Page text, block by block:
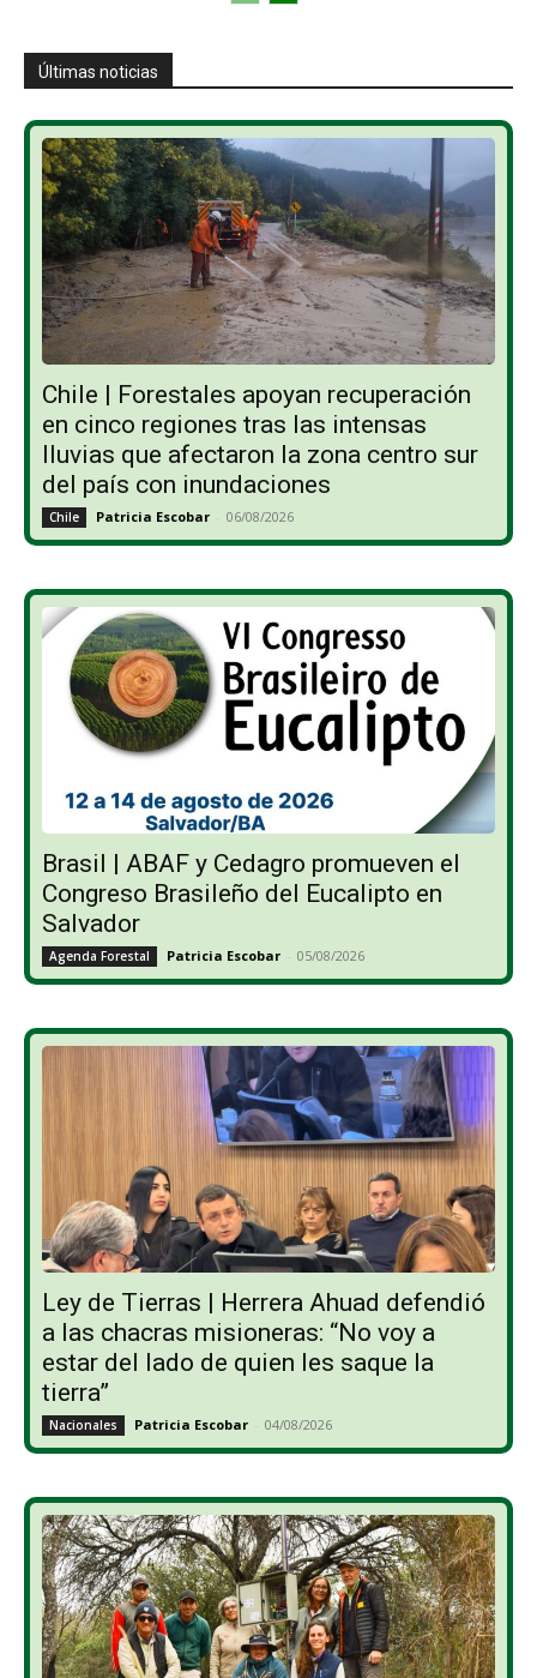
Últimas noticias
Chile | Forestales apoyan recuperación
en cinco regiones tras las intensas
lluvias que afectaron la zona centro sur
del país con inundaciones
Chile Patricia Escobar - 06/08/2026
Brasil | ABAF y Cedagro promueven el
Congreso Brasileño del Eucalipto en
Salvador
Agenda Forestal Patricia Escobar - 05/08/2026
Ley de Tierras | Herrera Ahuad defendió
a las chacras misioneras: “No voy a
estar del lado de quien les saque la
tierra”
Nacionales Patricia Escobar - 04/08/2026